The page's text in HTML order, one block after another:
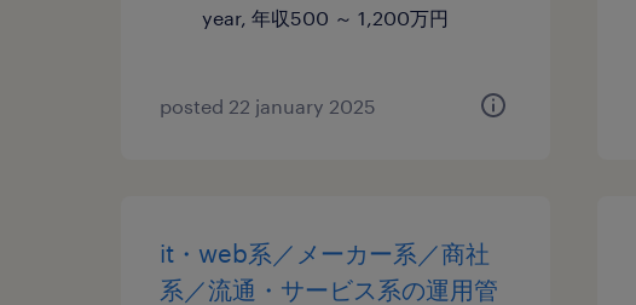
year, 年収500 ～ 1,200万円
posted 22 january 2025
it・web系／メーカー系／商社
系／流通・サービス系の運用管